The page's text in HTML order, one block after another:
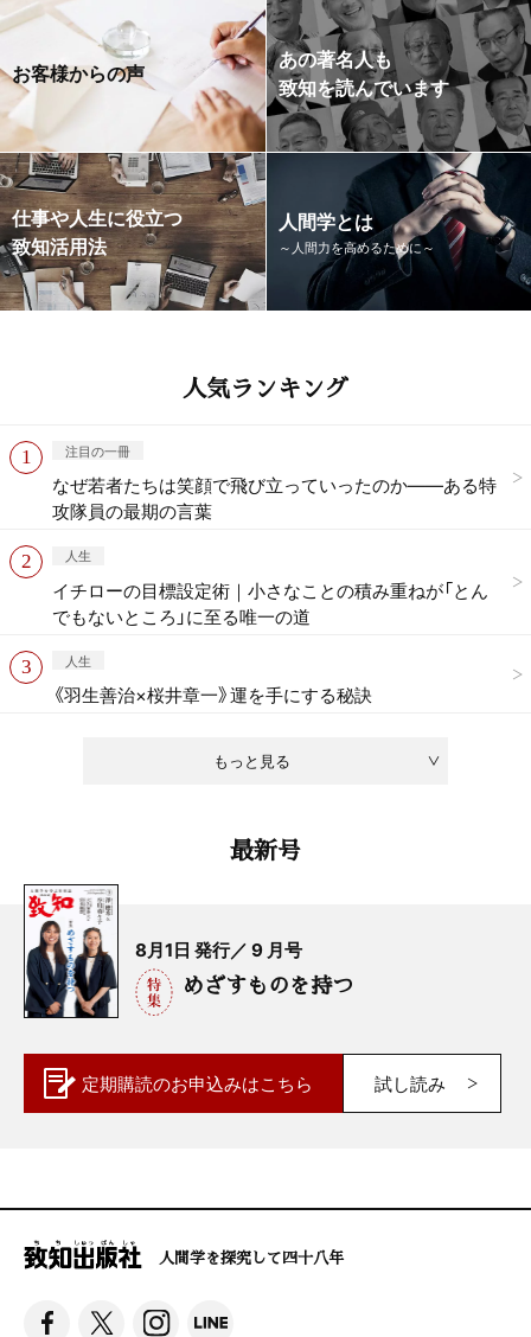
お客様からの声
あの著名人も
致知を読んでいます
仕事や人生に役立つ
致知活用法
人間学とは
～人間力を高めるために～
人気ランキング
もっと見る
注目の一冊
なぜ若者たちは笑顔で飛び立っていったのか——ある特
攻隊員の最期の言葉
人生
イチローの目標設定術｜小さなことの積み重ねが「とん
でもないところ」に至る唯一の道
人生
《羽生善治×桜井章一》運を手にする秘訣
最新号
8月1日 発行／ 9 月号
めざすものを持つ
定期購読のお申込みはこちら 試し読み
人間学を探究して四十八年